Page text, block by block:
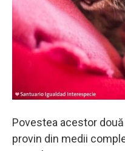
Povestea acestor
provin din medii